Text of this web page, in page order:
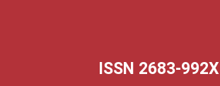
ISSN 2683-992X